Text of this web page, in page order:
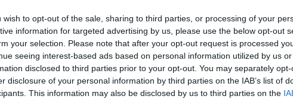
wish to opt-out of the sale, sharing to third parties, or processing of your
information for targeted advertising by us, please use the below opt-out
your selection. Please note that after your opt-out request is processed
seeing interest-based ads based on personal information utilized by us
disclosed to third parties prior to your opt-out. You may separately
disclosure of your personal information by third parties on the IAB’s list of
This information may also be disclosed by us to third parties on the
jött be. Poénok voltak, nevettem is, de egyik
lenni, mint az állatos. Az a rész,amikor